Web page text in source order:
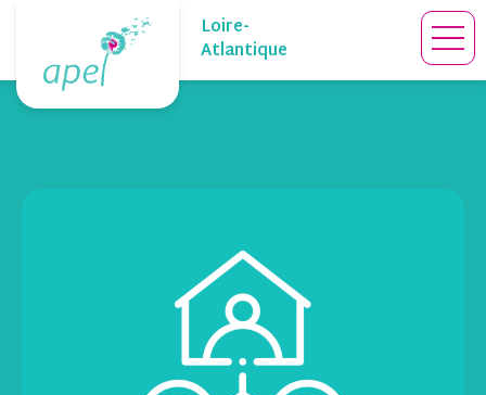
content
Loire-
Atlantique